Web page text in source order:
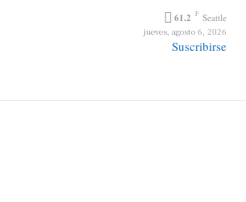
61.2 F Seattle
jueves, agosto 6, 2026
Suscribirse